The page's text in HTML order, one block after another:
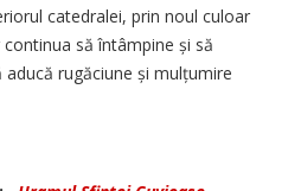
catedralei, prin noul culoar
să întâmpine și să
rugăciune și mulțumire